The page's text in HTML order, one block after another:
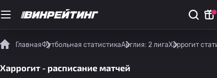
ГлавнаяФутбольная статистикаАнглия: 2 лигаХаррогит
Харрогит - расписание матчей